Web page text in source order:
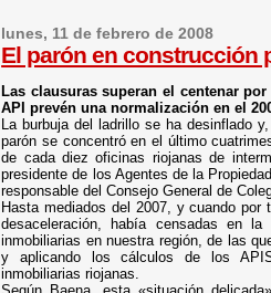
lunes, 11 de febrero de 2008
El parón en construcción
Las clausuras superan el centenar
API prevén una normalización en el
La burbuja del ladrillo se ha desinflado
parón se concentró en el último
de cada diez oficinas riojanas de
presidente de los Agentes de la
responsable del Consejo General de
Hasta mediados del 2007, y cuando
desaceleración, había censadas en
inmobiliarias en nuestra región, de las
y aplicando los cálculos de los
inmobiliarias riojanas.